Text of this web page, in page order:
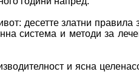
десетте златни
система и методи за
и ясна